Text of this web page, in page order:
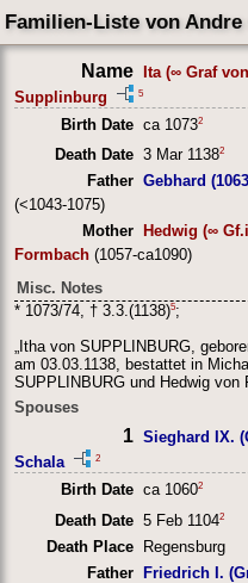
Familien-Liste von
Name Ita (∞ Graf
Supplinburg
5
Birth Date ca 10732
Death Date 3 Mar 11382
Father Gebhard
(<1043-1075)
Mother
Hedwig (∞
Formbach(1057-ca1090)
Misc. Notes
* 1073/74, † 3.3.(1138)5;
„Itha von SUPPLINBURG,
am 03.03.1138, bestattet in
SUPPLINBURG und Hedwig von
Spouses
1 Sieghard IX.
Schala
2
Birth Date ca 10602
Death Date 5 Feb 11042
Death Place
Regensburg
Father Friedrich I.